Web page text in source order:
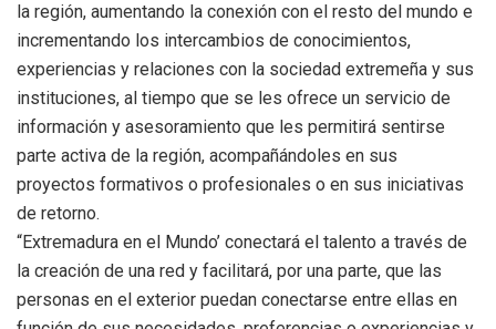
la región, aumentando la conexión con el resto del mundo e
incrementando los intercambios de conocimientos,
experiencias y relaciones con la sociedad extremeña y sus
instituciones, al tiempo que se les ofrece un servicio de
información y asesoramiento que les permitirá sentirse
parte activa de la región, acompañándoles en sus
proyectos formativos o profesionales o en sus iniciativas
de retorno.
“Extremadura en el Mundo’ conectará el talento a través de
la creación de una red y facilitará, por una parte, que las
personas en el exterior puedan conectarse entre ellas en